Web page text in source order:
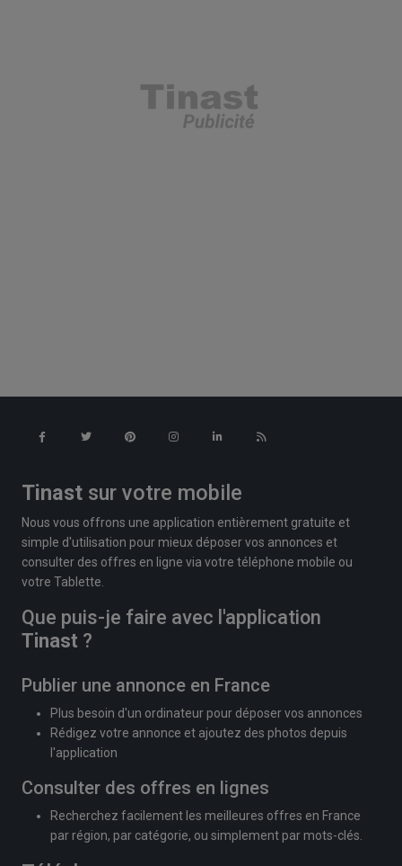
Tinast sur votre mobile
Nous vous offrons une application entièrement gratuite et
simple d'utilisation pour mieux déposer vos annonces et
consulter des offres en ligne via votre téléphone mobile ou
votre Tablette.
Que puis-je faire avec l'application
Tinast ?
Publier une annonce en France
Plus besoin d'un ordinateur pour déposer vos annonces
Rédigez votre annonce et ajoutez des photos depuis
l'application
Consulter des offres en lignes
Recherchez facilement les meilleures offres en France
par région, par catégorie, ou simplement par mots-clés.